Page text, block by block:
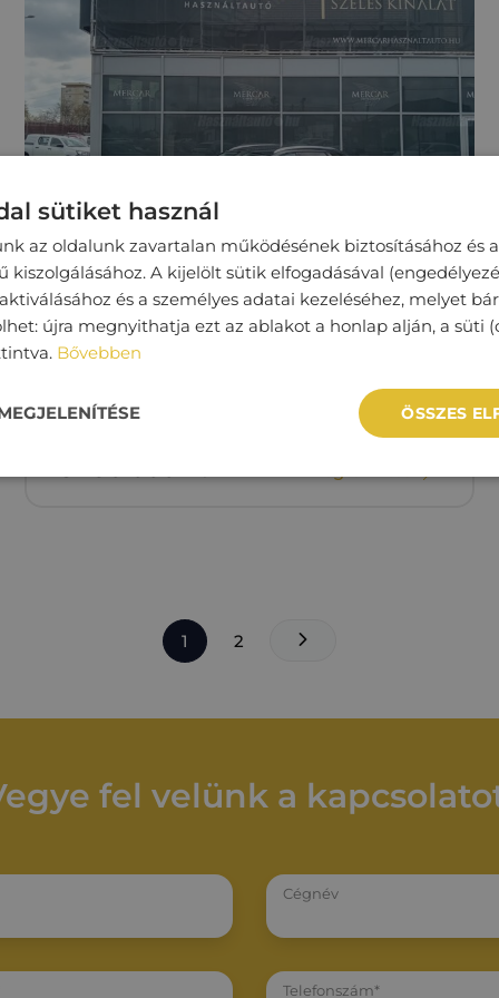
SEAT LEON
105 106 km Manuális
1 2
fel velünk a
Cégnév
Telefonszám*
sütiket használ
az oldalunk zavartalan működésének biztosításához és
kiszolgálásához. A kijelölt sütik elfogadásával
és a személyes adatai kezeléséhez, melyet
újra megnyithatja ezt az ablakot a honlap alján, a süti
Bővebben
ÖSSZES